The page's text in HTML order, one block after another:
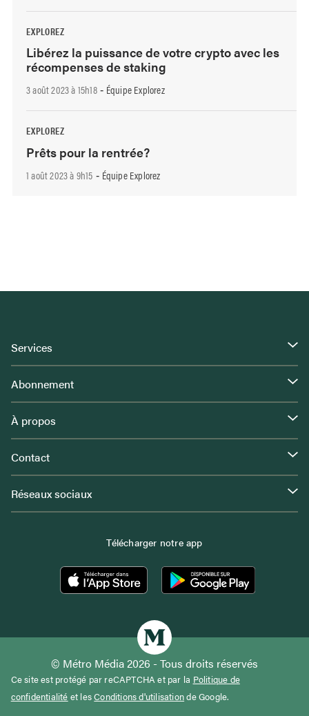
EXPLOREZ
Libérez la puissance de votre crypto avec les
récompenses de staking
3 août 2023 à 15h18- Équipe Explorez
EXPLOREZ
Prêts pour la rentrée?
1 août 2023 à 9h15 - Équipe Explorez
Services
Abonnement
À propos
Contact
Réseaux sociaux
Télécharger notre app
© Métro Média 2026 - Tous droits réservés
Ce site est protégé par reCAPTCHA et par la Politique de
confidentialité et lesConditions d'utilisationde Google.